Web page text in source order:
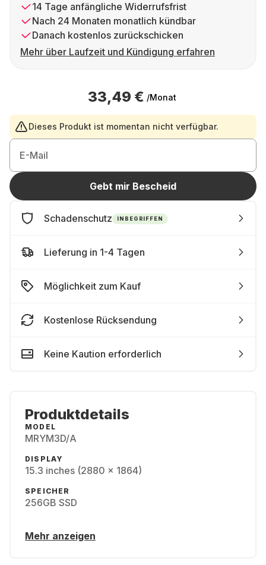
14 Tage anfängliche Widerrufsfrist
Nach 24 Monaten monatlich kündbar
Danach kostenlos zurückschicken
Mehr über Laufzeit und Kündigung erfahren
33,49 € /Monat
Dieses Produkt ist momentan nicht verfügbar.
E-Mail
Gebt mir Bescheid
Schadenschutz INBEGRIFFEN
Lieferung in 1-4 Tagen
Möglichkeit zum Kauf
Kostenlose Rücksendung
Keine Kaution erforderlich
Produktdetails
MODEL
MRYM3D/A
DISPLAY
15.3 inches (2880 x 1864)
SPEICHER
256GB SSD
Mehr anzeigen